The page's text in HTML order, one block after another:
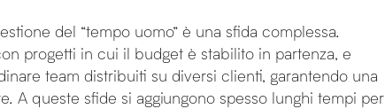
del “tempo uomo” è una sfida complessa.
progetti in cui il budget è stabilito in partenza, e
team distribuiti su diversi clienti, garantendo una
A queste sfide si aggiungono spesso lunghi tempi per